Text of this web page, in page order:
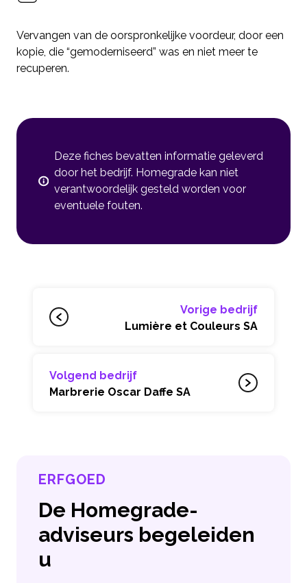
Vervangen van de oorspronkelijke voordeur, door een
kopie, die “gemoderniseerd” was en niet meer te
recuperen.
Deze fiches bevatten informatie geleverd
door het bedrijf. Homegrade kan niet
verantwoordelijk gesteld worden voor
eventuele fouten.
Vorige bedrijf
Lumière et Couleurs SA
Volgend bedrijf
Marbrerie Oscar Daffe SA
ERFGOED
De Homegrade-
adviseurs begeleiden
u